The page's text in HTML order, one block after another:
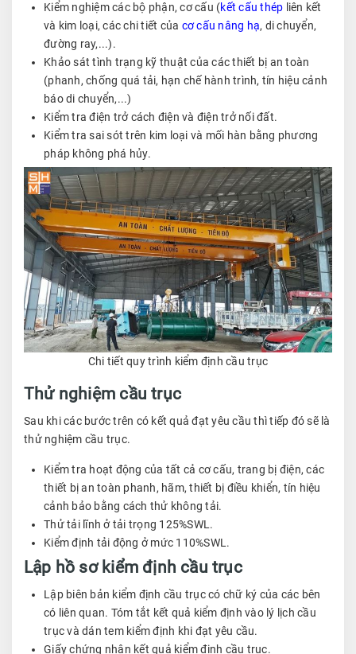
Kiểm nghiệm các bộ phận, cơ cấu (kết cấu thép liên kết
và kim loại, các chi tiết của cơ cấu nâng hạ, di chuyển,
đường ray,...).
Khảo sát tình trạng kỹ thuật của các thiết bị an toàn
(phanh, chống quá tải, hạn chế hành trình, tín hiệu cảnh
báo di chuyển,...)
Kiểm tra điện trở cách điện và điện trở nối đất.
Kiểm tra sai sót trên kim loại và mối hàn bằng phương
pháp không phá hủy.
Chi tiết quy trình kiểm định cầu trục
Thử nghiệm cầu trục
Sau khi các bước trên có kết quả đạt yêu cầu thì tiếp đó sẽ là
thử nghiệm cầu trục.
Kiểm tra hoạt động của tất cả cơ cấu, trang bị điện, các
thiết bị an toàn phanh, hãm, thiết bị điều khiển, tín hiệu
cảnh bảo bằng cách thử không tải.
Thử tải lĩnh ở tải trọng 125%SWL.
Kiểm định tải động ở mức 110%SWL.
Lập hồ sơ kiểm định cầu trục
Lập biên bản kiểm định cầu trục có chữ ký của các bên
có liên quan. Tóm tắt kết quả kiểm định vào lý lịch cầu
trục và dán tem kiểm định khi đạt yêu cầu.
Giấy chứng nhận kết quả kiểm định cầu trục.